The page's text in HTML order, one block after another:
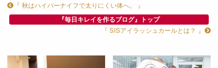
『 秋はハイパーナイフで太りにくい体へ。 』
『毎日キレイを作るブログ』トップ
『 SISアイラッシュカールとは？ 』